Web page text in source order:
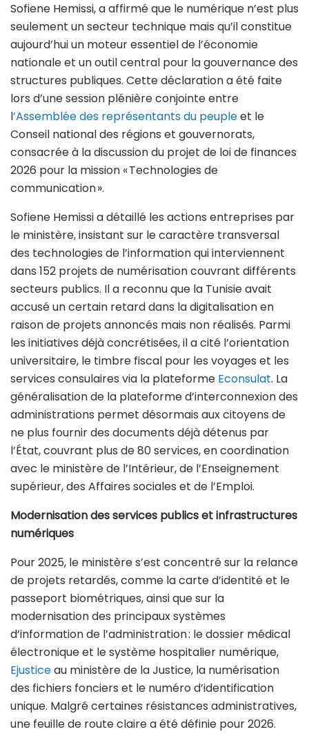
Sofiene Hemissi, a affirmé que le numérique n’est plus
seulement un secteur technique mais qu’il constitue
aujourd’hui un moteur essentiel de l’économie
nationale et un outil central pour la gouvernance des
structures publiques. Cette déclaration a été faite
lors d’une session plénière conjointe entre
l’Assemblée des représentants du peupleet le
Conseil national des régions et gouvernorats,
consacrée à la discussion du projet de loi de finances
2026 pour la mission « Technologies de
communication ».
Sofiene Hemissi a détaillé les actions entreprises par
le ministère, insistant sur le caractère transversal
des technologies de l’information qui interviennent
dans 152 projets de numérisation couvrant différents
secteurs publics. Il a reconnu que la Tunisie avait
accusé un certain retard dans la digitalisation en
raison de projets annoncés mais non réalisés. Parmi
les initiatives déjà concrétisées, il a cité l’orientation
universitaire, le timbre fiscal pour les voyages et les
services consulaires via la plateforme Econsulat. La
généralisation de la plateforme d’interconnexion des
administrations permet désormais aux citoyens de
ne plus fournir des documents déjà détenus par
l’État, couvrant plus de 80 services, en coordination
avec le ministère de l’Intérieur, de l’Enseignement
supérieur, des Affaires sociales et de l’Emploi.
Modernisation des services publics et infrastructures
numériques
Pour 2025, le ministère s’est concentré sur la relance
de projets retardés, comme la carte d’identité et le
passeport biométriques, ainsi que sur la
modernisation des principaux systèmes
d’information de l’administration : le dossier médical
électronique et le système hospitalier numérique,
Ejusticeau ministère de la Justice, la numérisation
des fichiers fonciers et le numéro d’identification
unique. Malgré certaines résistances administratives,
une feuille de route claire a été définie pour 2026.